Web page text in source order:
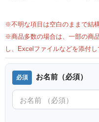
※不明な項目は空白のままで結
※商品多数の場合は、一部の商
し、Excelファイルなどを添付
お名前（必須）